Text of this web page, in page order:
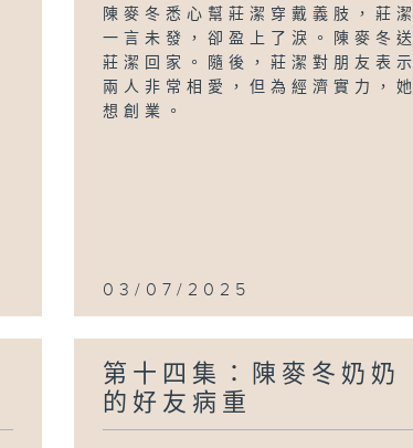
陳麥冬悉心幫莊潔穿戴義肢，莊潔
一言未發，卻盈上了淚。陳麥冬送
莊潔回家。隨後，莊潔對朋友表示
兩人非常相愛，但為經濟實力，她
想創業。
03/07/2025
第十四集：陳麥冬奶奶
的好友病重